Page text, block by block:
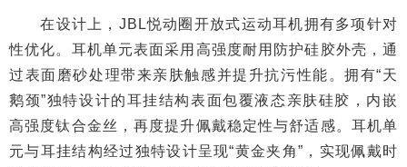
在设计上，JBL悦动圈开放式运动耳机拥有多项针对
性优化。耳机单元表面采用高强度耐用防护硅胶外壳，通
过表面磨砂处理带来亲肤触感并提升抗污性能。拥有“天
鹅颈”独特设计的耳挂结构表面包覆液态亲肤硅胶，内嵌
高强度钛合金丝，再度提升佩戴稳定性与舒适感。耳机单
元与耳挂结构经过独特设计呈现“黄金夹角”，实现佩戴时